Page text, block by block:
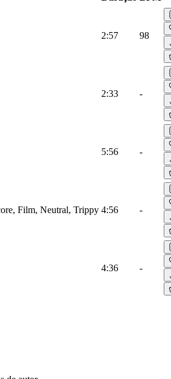
2:57 98
2:33 -
5:56 -
Film, Neutral, Trippy 4:56 -
4:36 -